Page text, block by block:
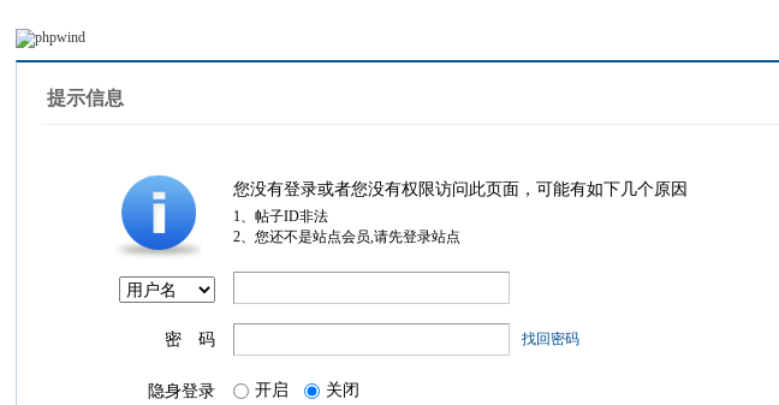
提示信息
您没有登录或者您没有权限访问此页面，可能有如下几个原因
1、帖子ID非法
2、您还不是站点会员,请先登录站点
密 码 找回密码
隐身登录 开启 关闭